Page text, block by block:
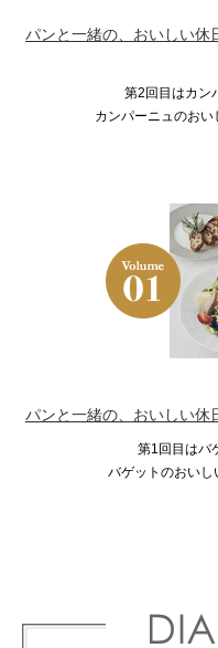
パンと一緒の、おいしい休
第2回目はカン
カンパーニュのお
パンと一緒の、おいしい休
第1回目はバ
バゲットのおい